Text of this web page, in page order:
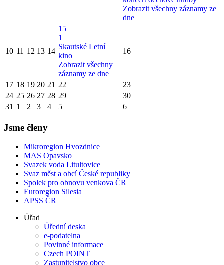
Zobrazit všechny záznamy ze
dne
10 11 12 13 14
15
1
Skautské Letní
kino
Zobrazit všechny
záznamy ze dne
16
17 18 19 20 21 22
23
24 25 26 27 28 29
30
31 1 2 3 4 5 6
Jsme členy
Mikroregion Hvozdnice
MAS Opavsko
Svazek voda Litultovice
Svaz měst a obcí České republiky
Spolek pro obnovu venkova ČR
Euroregion Silesia
APSS ČR
Úřad
Úřední deska
e-podatelna
Povinné informace
Czech POINT
Zastupitelstvo obce